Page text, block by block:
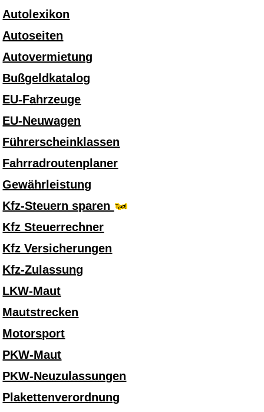
Autolexikon
Autoseiten
Autovermietung
Bußgeldkatalog
EU-Fahrzeuge
EU-Neuwagen
Führerscheinklassen
Fahrradroutenplaner
Gewährleistung
Kfz-Steuern sparen
Kfz Steuerrechner
Kfz Versicherungen
Kfz-Zulassung
LKW-Maut
Mautstrecken
Motorsport
PKW-Maut
PKW-Neuzulassungen
Plakettenverordnung